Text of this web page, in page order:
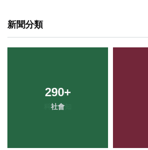
新聞分類
290+
社會